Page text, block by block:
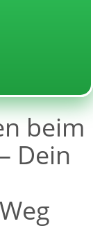
beim
Dein